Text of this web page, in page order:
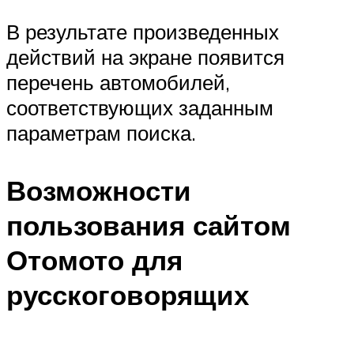
В результате произведенных
действий на экране появится
перечень автомобилей,
соответствующих заданным
параметрам поиска.
Возможности
пользования сайтом
Отомото для
русскоговорящих